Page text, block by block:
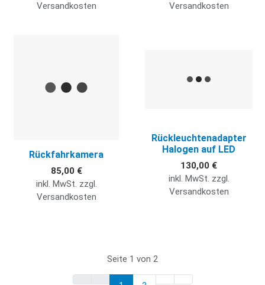
Versandkosten
Versandkosten
Rückfahrkamera
85,00 €
inkl. MwSt. zzgl.
Versandkosten
Rückleuchtenadapter
Halogen auf LED
130,00 €
inkl. MwSt. zzgl.
Versandkosten
Seite 1 von 2